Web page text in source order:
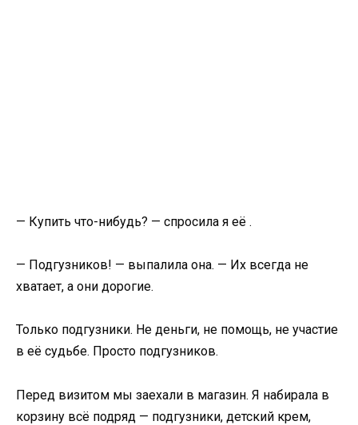
— Купить что-нибудь? — спросила я её .
— Подгузников! — выпалила она. — Их всегда не
хватает, а они дорогие.
Только подгузники. Не деньги, не помощь, не участие
в её судьбе. Просто подгузников.
Перед визитом мы заехали в магазин. Я набирала в
корзину всё подряд — подгузники, детский крем,